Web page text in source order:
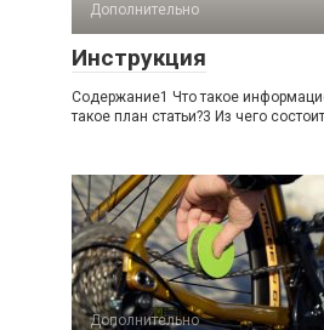
Дополнительно
Инструкция
Содержание1 Что такое
такое план статьи?3 Из чего
Дополнительно